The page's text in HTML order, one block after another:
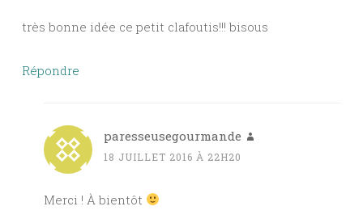
très bonne idée ce petit clafoutis!!! bisous
Répondre
paresseusegourmande
18 JUILLET 2016 À 22H20
Merci ! À bientôt